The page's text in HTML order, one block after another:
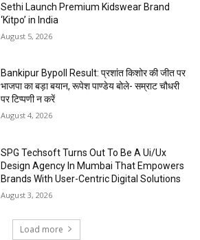
Sethi Launch Premium Kidswear Brand
‘Kitpo’ in India
August 5, 2026
Bankipur Bypoll Result: प्रशांत किशोर की जीत पर
भाजपा का बड़ा बयान, रूपेश पाण्डेय बोले- सम्राट चौधरी
पर टिप्पणी न करें
August 4, 2026
SPG Techsoft Turns Out To Be A Ui/Ux
Design Agency In Mumbai That Empowers
Brands With User-Centric Digital Solutions
August 3, 2026
Load more